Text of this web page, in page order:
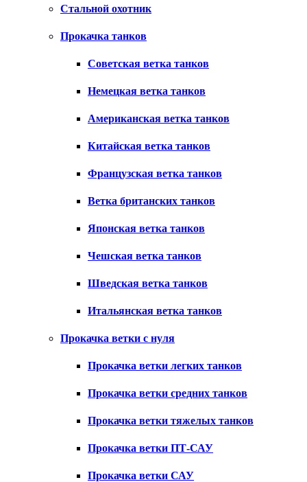
Стальной охотник
Прокачка танков
Советская ветка танков
Немецкая ветка танков
Американская ветка танков
Китайская ветка танков
Французская ветка танков
Ветка британских танков
Японская ветка танков
Чешская ветка танков
Шведская ветка танков
Итальянская ветка танков
Прокачка ветки с нуля
Прокачка ветки легких танков
Прокачка ветки средних танков
Прокачка ветки тяжелых танков
Прокачка ветки ПТ-САУ
Прокачка ветки САУ